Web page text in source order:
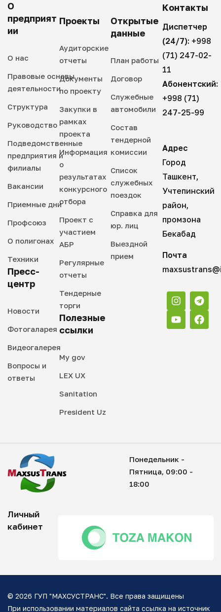
О
предприят
ии
О нас
Правовые основы
деятельности
Структура
Руководство
Подведомственные
предприятия и
филиалы
Вакансии
Приемные дни
Профсоюз
О полигонах
Техники
Пресс-
центр
Новости
Фотогаларея
Видеогалерея
Вопросы и
ответы
Проекты
Аудиторские
отчеты
Документы
по проекту
Закупки в
рамках
проекта
Информация
о
результатах
конкурсного
отбора
Проект с
участием
АБР
Регулярные
отчеты
Тендерные
торги
Полезные
ссылки
My gov
LEX UX
Sanitation
President Uz
Открытые
данные
План работы
Договор
Служебные
автомобили
Состав
тендерной
комиссии
Список
служебных
поездок
Справка для
юр. лиц
Выездной
прием
Контакты
Диспетчер
(24/7): +998
(71) 247-02-
11
Абонентский:
+998 (71)
247-25-99
Адрес
Город
Ташкент,
Учтепинский
район,
промзона
Бекабад
Почта
Понедельник -
Пятница, 09:00 -
18:00
Личный
кабинет
© 2026 ГУП "МАХСУСТРАНС". Все права защищены
При использовании материалов сайта ссылка на источник